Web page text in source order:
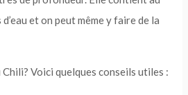
et on peut même y faire de la
Voici quelques conseils utiles :